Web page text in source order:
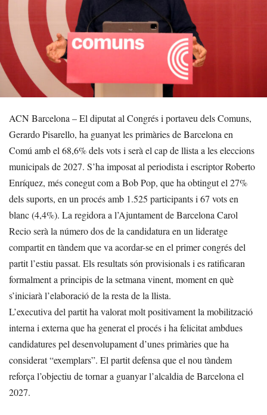
ACN Barcelona – El diputat al Congrés i portaveu dels Comuns,
Gerardo Pisarello, ha guanyat les primàries de Barcelona en
Comú amb el 68,6% dels vots i serà el cap de llista a les eleccions
municipals de 2027. S’ha imposat al periodista i escriptor Roberto
Enríquez, més conegut com a Bob Pop, que ha obtingut el 27%
dels suports, en un procés amb 1.525 participants i 67 vots en
blanc (4,4%). La regidora a l’Ajuntament de Barcelona Carol
Recio serà la número dos de la candidatura en un lideratge
compartit en tàndem que va acordar-se en el primer congrés del
partit l’estiu passat. Els resultats són provisionals i es ratificaran
formalment a principis de la setmana vinent, moment en què
s’iniciarà l’elaboració de la resta de la llista.
L’executiva del partit ha valorat molt positivament la mobilització
interna i externa que ha generat el procés i ha felicitat ambdues
candidatures pel desenvolupament d’unes primàries que ha
considerat “exemplars”. El partit defensa que el nou tàndem
reforça l’objectiu de tornar a guanyar l’alcaldia de Barcelona el
2027.